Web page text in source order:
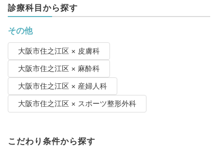
診療科目から探す
その他
大阪市住之江区 × 皮膚科
大阪市住之江区 × 麻酔科
大阪市住之江区 × 産婦人科
大阪市住之江区 × スポーツ整形外科
こだわり条件から探す